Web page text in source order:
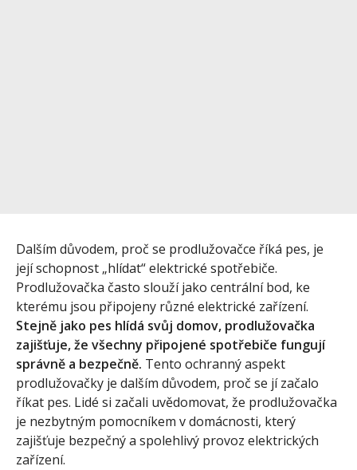
Dalším důvodem, proč se prodlužovačce říká pes, je
její schopnost „hlídat“ elektrické spotřebiče.
Prodlužovačka často slouží jako centrální bod, ke
kterému jsou připojeny různé elektrické zařízení.
Stejně jako pes hlídá svůj domov, prodlužovačka
zajišťuje, že všechny připojené spotřebiče fungují
správně a bezpečně. Tento ochranný aspekt
prodlužovačky je dalším důvodem, proč se jí začalo
říkat pes. Lidé si začali uvědomovat, že prodlužovačka
je nezbytným pomocníkem v domácnosti, který
zajišťuje bezpečný a spolehlivý provoz elektrických
zařízení.